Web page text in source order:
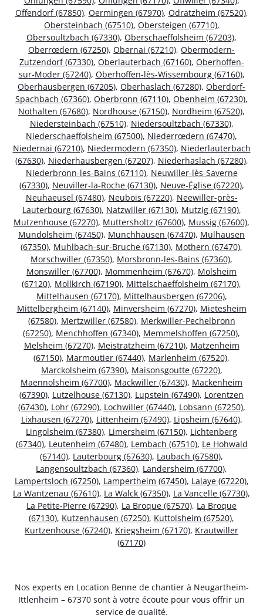
Offendorf (67850), Oermingen (67970), Odratzheim (67520),
Obersteinbach (67510), Obersteigen (67710),
Obersoultzbach (67330), Oberschaeffolsheim (67203),
Oberrœdern (67250), Obernai (67210), Obermodern-
Zutzendorf (67330), Oberlauterbach (67160), Oberhoffen-
sur-Moder (67240), Oberhoffen-lès-Wissembourg (67160),
Oberhausbergen (67205), Oberhaslach (67280), Oberdorf-
Spachbach (67360), Oberbronn (67110), Obenheim (67230),
Nothalten (67680), Nordhouse (67150), Nordheim (67520),
Niedersteinbach (67510), Niedersoultzbach (67330),
Niederschaeffolsheim (67500), Niederrœdern (67470),
Niedernai (67210), Niedermodern (67350), Niederlauterbach
(67630), Niederhausbergen (67207), Niederhaslach (67280),
Niederbronn-les-Bains (67110), Neuwiller-lès-Saverne
(67330), Neuviller-la-Roche (67130), Neuve-Église (67220),
Neuhaeusel (67480), Neubois (67220), Neewiller-près-
Lauterbourg (67630), Natzwiller (67130), Mutzig (67190),
Mutzenhouse (67270), Muttersholtz (67600), Mussig (67600),
Mundolsheim (67450), Munchhausen (67470), Mulhausen
(67350), Muhlbach-sur-Bruche (67130), Mothern (67470),
Morschwiller (67350), Morsbronn-les-Bains (67360),
Monswiller (67700), Mommenheim (67670), Molsheim
(67120), Mollkirch (67190), Mittelschaeffolsheim (67170),
Mittelhausen (67170), Mittelhausbergen (67206),
Mittelbergheim (67140), Minversheim (67270), Mietesheim
(67580), Mertzwiller (67580), Merkwiller-Pechelbronn
(67250), Menchhoffen (67340), Memmelshoffen (67250),
Melsheim (67270), Meistratzheim (67210), Matzenheim
(67150), Marmoutier (67440), Marlenheim (67520),
Marckolsheim (67390), Maisonsgoutte (67220),
Maennolsheim (67700), Mackwiller (67430), Mackenheim
(67390), Lutzelhouse (67130), Lupstein (67490), Lorentzen
(67430), Lohr (67290), Lochwiller (67440), Lobsann (67250),
Lixhausen (67270), Littenheim (67490), Lipsheim (67640),
Lingolsheim (67380), Limersheim (67150), Lichtenberg
(67340), Leutenheim (67480), Lembach (67510), Le Hohwald
(67140), Lauterbourg (67630), Laubach (67580),
Langensoultzbach (67360), Landersheim (67700),
Lampertsloch (67250), Lampertheim (67450), Lalaye (67220),
La Wantzenau (67610), La Walck (67350), La Vancelle (67730),
La Petite-Pierre (67290), La Broque (67570), La Broque
(67130), Kutzenhausen (67250), Kuttolsheim (67520),
Kurtzenhouse (67240), Kriegsheim (67170), Krautwiller
(67170)
Nos experts en Location Benne de chantier à Neugartheim-
Ittlenheim – 67370 sont à votre écoute pour vous offrir un
service de qualité.